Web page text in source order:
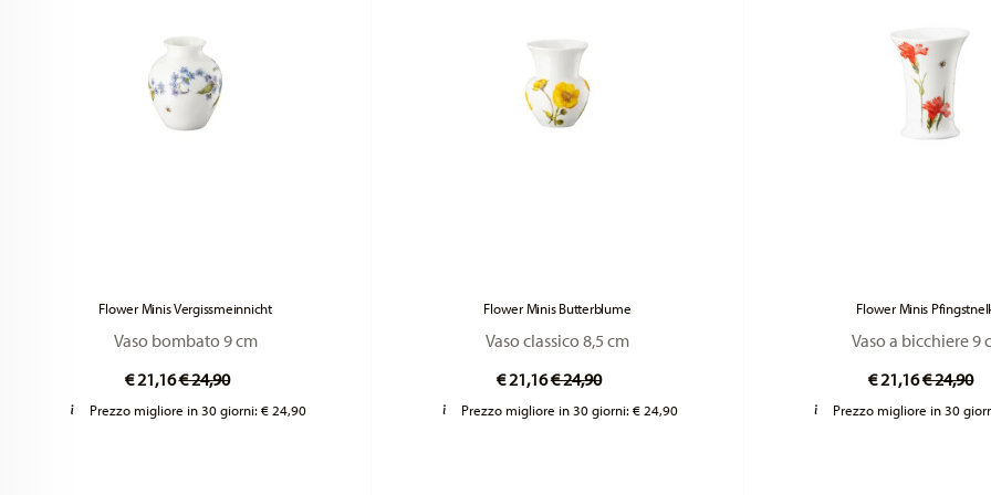
Flower Minis Vergissmeinnicht
Vaso bombato 9 cm
€ 21,16Price reduced from
€ 24,90to
Prezzo migliore in 30 giorni: € 24,90
Flower Minis Butterblume
Vaso classico 8,5 cm
€ 21,16Price reduced from
€ 24,90to
Prezzo migliore in 30 giorni:€ 24,90
Flower Minis
Vaso a bicchiere 9
€ 21,16Price
€ 24,90to
Prezzo migliore in 30